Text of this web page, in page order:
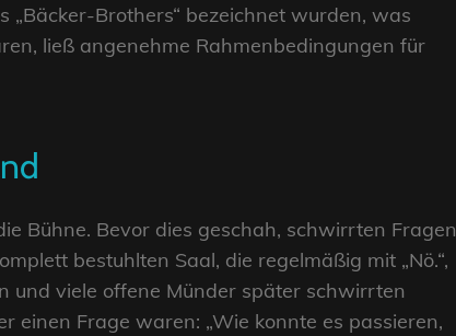
Brothers“ bezeichnet wurden, was
ließ angenehme Rahmenbedingungen für
Bühne. Bevor dies geschah, schwirrten Fragen
bestuhlten Saal, die regelmäßig mit „Nö.“,
und viele offene Münder später schwirrten
einen Frage waren: „Wie konnte es passieren,